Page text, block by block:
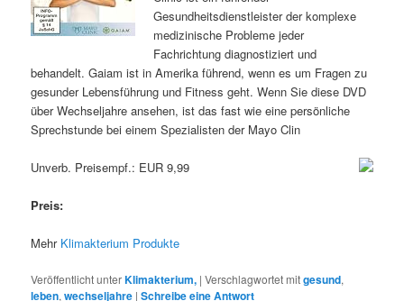
Gesundheitsdienstleister der komplexe
medizinische Probleme jeder
Fachrichtung diagnostiziert und
behandelt. Gaiam ist in Amerika führend, wenn es um Fragen zu
gesunder Lebensführung und Fitness geht. Wenn Sie diese DVD
über Wechseljahre ansehen, ist das fast wie eine persönliche
Sprechstunde bei einem Spezialisten der Mayo Clin
Unverb. Preisempf.: EUR 9,99
Preis:
Mehr Klimakterium Produkte
Veröffentlicht unterKlimakterium, |Verschlagwortet mitgesund,
leben,wechseljahre |Schreibe eine Antwort